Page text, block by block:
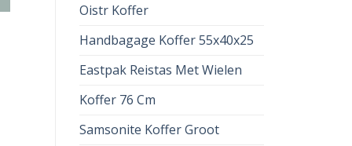
Oistr Koffer
Handbagage Koffer 55x40x25
Eastpak Reistas Met Wielen
Koffer 76 Cm
Samsonite Koffer Groot